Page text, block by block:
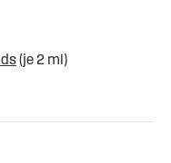
(je 2 ml)